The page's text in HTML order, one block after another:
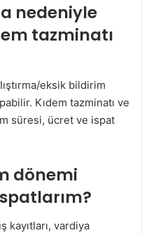
nedeniyle
tazminatı
eksik bildirim
Kıdem tazminatı ve
süresi, ücret ve ispat
dönemi
kayıtları, vardiya